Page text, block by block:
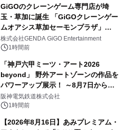
GiGOのクレーンゲーム専門店が埼
玉・草加に誕生 「GiGOクレーンゲー
ムオアシス草加セーモンプラザ」
2026年8月7日(金)10時グランドオープ
ン
株式会社GENDA GiGO Entertainment
1時間前
「神戸六甲ミーツ・アート2026
beyond」 野外アートゾーンの作品を
パワーアップ展示！ ～8月7日からは
直前割パスポートを販売～
阪神電気鉄道株式会社
1時間前
【2026年8月16日】あみプレミアム・